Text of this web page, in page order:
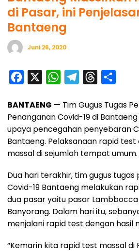
di Pasar, ini
Bantaeng
Juni 26, 2020
c
e
b
o
k
W
a
t
s
A
p
l
e
g
r
m
r
e
a
d
a
r
e
BANTAENG — Tim Gugus Tugas
Penanganan Covid-19 di
upaya pencegahan penyebaran
Bantaeng. Pelaksanaan rapid
massal di sejumlah tempat umum.
Dua hari terakhir, tim gugus tugas
Covid-19 Bantaeng melakukan
dua pasar yaitu pasar
Banyorang. Dalam hari itu,
menjalani rapid test dengan hasil
“Kemarin kita rapid test massal di